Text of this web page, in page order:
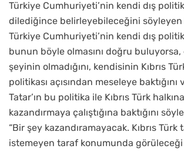
Türkiye Cumhuriyeti’nin kendi dış
dilediğince belirleyebileceğini söyleyen
Türkiye Cumhuriyeti’nin kendi dış
bunun böyle olmasını doğru
şeyinin olmadığını, kendisinin Kıbrıs
politikası açısından meseleye baktığını
Tatar’ın bu politika ile Kıbrıs Türk
kazandırmaya çalıştığına baktığını
“Bir şey kazandıramayacak. Kıbrıs Türk
istemeyen taraf konumunda